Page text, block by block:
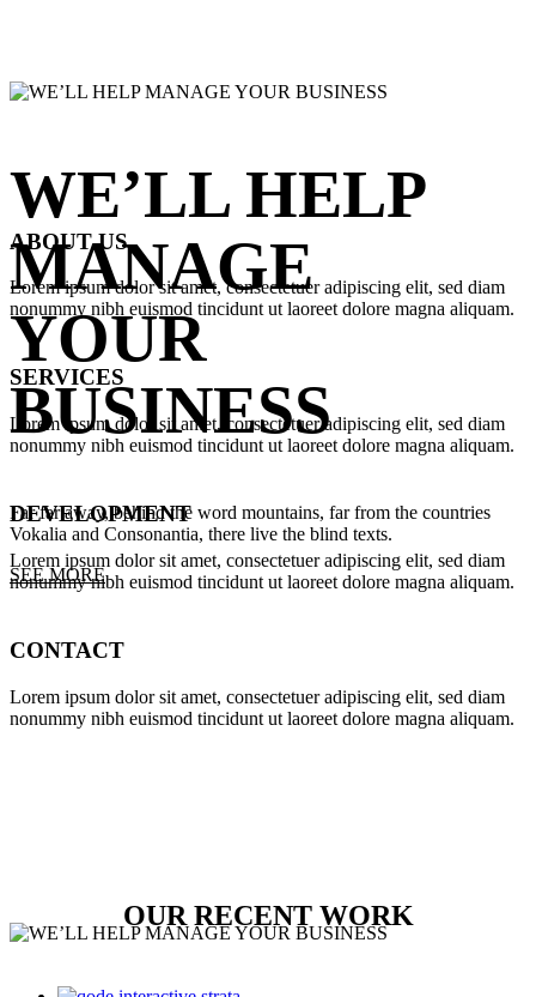
WE’LL HELP
MANAGE
YOUR
BUSINESS
Far far away, behind the word mountains, far from the countries
Vokalia and Consonantia, there live the blind texts.
SEE MORE
ABOUT US
Lorem ipsum dolor sit amet, consectetuer adipiscing elit, sed diam
nonummy nibh euismod tincidunt ut laoreet dolore magna aliquam.
SERVICES
Lorem ipsum dolor sit amet, consectetuer adipiscing elit, sed diam
nonummy nibh euismod tincidunt ut laoreet dolore magna aliquam.
DEVELOPMENT
Lorem ipsum dolor sit amet, consectetuer adipiscing elit, sed diam
nonummy nibh euismod tincidunt ut laoreet dolore magna aliquam.
CONTACT
Lorem ipsum dolor sit amet, consectetuer adipiscing elit, sed diam
nonummy nibh euismod tincidunt ut laoreet dolore magna aliquam.
OUR RECENT WORK